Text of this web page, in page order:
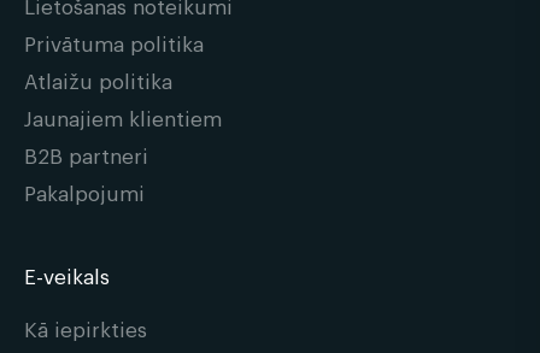
Privātuma politika
Atlaižu politika
Jaunajiem klientiem
B2B partneri
Pakalpojumi
E-veikals
Kā iepirkties